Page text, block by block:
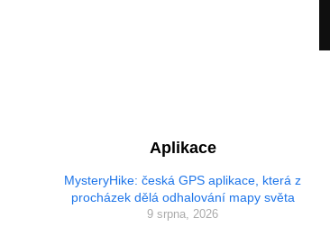
Aplikace
MysteryHike: česká GPS aplikace, která z
procházek dělá odhalování mapy světa
9 srpna, 2026